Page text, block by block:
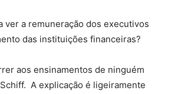
ver a remuneração dos executivos
das instituições financeiras?
aos ensinamentos de ninguém
A explicação é ligeiramente